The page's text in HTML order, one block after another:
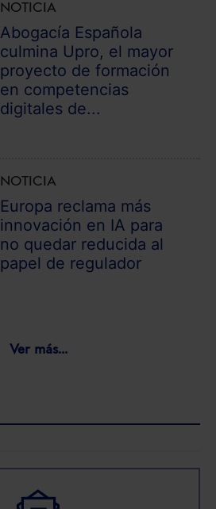
NOTICIA
Abogacía Española
culmina Upro, el mayor
proyecto de formación
en competencias
digitales de...
NOTICIA
Europa reclama más
innovación en IA para
no quedar reducida al
papel de regulador
Ver más...